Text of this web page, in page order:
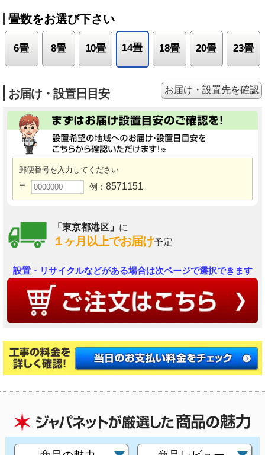
用環境により能力が低下する場合があります。
定されておらず、お客様による設定が必要
畳数をお選び下さい
6畳 8畳 10畳 14畳 18畳 20畳 23畳
お届け・設置日目安
郵便番号を入力してください
〒 例： 8571151
「東京都港区」 に
１ヶ月以上でお届け予定
お届け・設置先を確認
設置・リサイクルなどがある場合は次ページで選択できます